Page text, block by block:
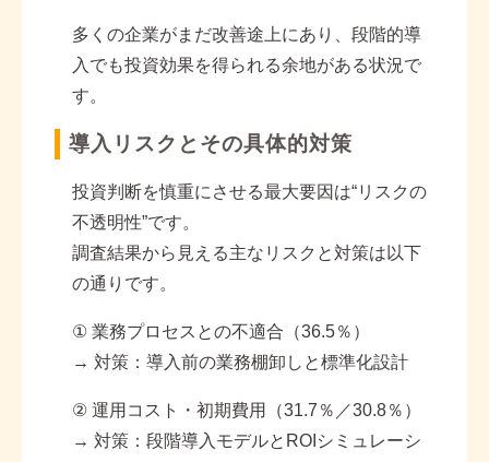
多くの企業がまだ改善途上にあり、段階的導
入でも投資効果を得られる余地がある状況で
す。
導入リスクとその具体的対策
投資判断を慎重にさせる最大要因は“リスクの
不透明性”です。
調査結果から見える主なリスクと対策は以下
の通りです。
① 業務プロセスとの不適合（36.5％）
→ 対策：導入前の業務棚卸しと標準化設計
② 運用コスト・初期費用（31.7 ％／30.8％）
→ 対策：段階導入モデルと ROI シミュレーシ